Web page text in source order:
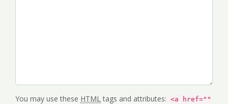
You may use these HTML tags and attributes: <a href=""